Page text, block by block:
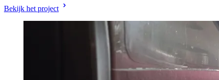
Bekijk het project